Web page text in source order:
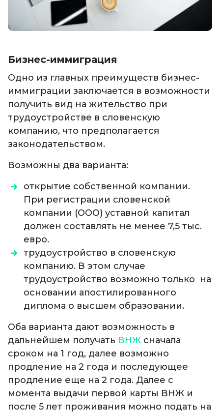
Бизнес-иммиграция
Одно из главных преимуществ бизнес-
иммиграции заключается в возможности
получить вид на жительство при
трудоустройстве в словенскую
компанию, что предполагается
законодательством.
Возможны два варианта:
открытие собственной компании.
При регистрации словенской
компании (ООО) уставной капитал
должен составлять не менее 7,5 тыс.
евро.
трудоустройство в словенскую
компанию. В этом случае
трудоустройство возможно только на
основании апостилированного
диплома о высшем образовании.
Оба варианта дают возможность в
дальнейшем получать ВНЖ сначала
сроком на 1 год, далее возможно
продление на 2 года и последующее
продление еще на 2 года. Далее с
момента выдачи первой карты ВНЖ и
после 5 лет проживания можно подать на